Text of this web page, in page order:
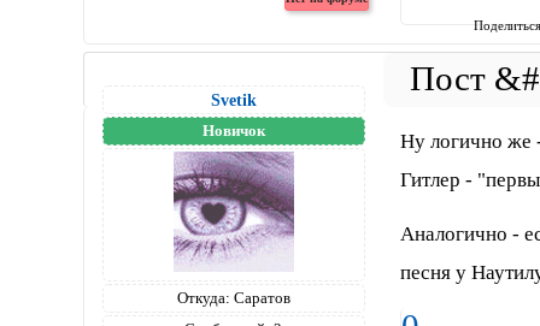
Svetik
Новичок
Откуда: Саратов
Ну логично же
Гитлер -
Аналогично -
песня у